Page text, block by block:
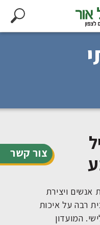
צור קשר
ויצירת
רבה על איכות
המועדון